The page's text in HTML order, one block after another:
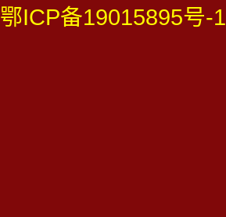
鄂ICP备19015895号-1